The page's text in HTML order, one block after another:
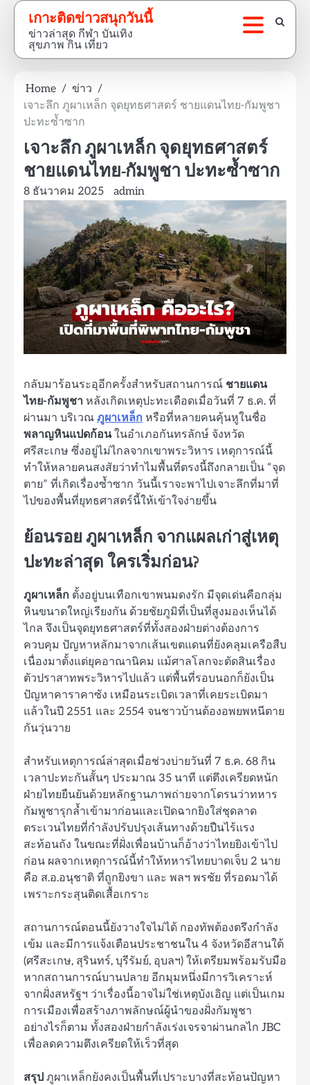
Skip
content
เกาะติดข่าวสนุกวันนี้
ข่าวล่าสุด กีฬา บันเทิง
สุขภาพ กิน เที่ยว
Home
ข่าว
เจาะลึก ภูผาเหล็ก จุดยุทธศาสตร์ ชายแดนไทย-กัมพูชา
ปะทะซ้ำซาก
เจาะลึก ภูผาเหล็ก จุดยุทธศาสตร์
ชายแดนไทย-กัมพูชา ปะทะซ้ำซาก
8 ธันวาคม 2025 admin
กลับมาร้อนระอุอีกครั้งสำหรับสถานการณ์ ชายแดน
ไทย-กัมพูชา หลังเกิดเหตุปะทะเดือดเมื่อวันที่ 7 ธ.ค. ที่
ผ่านมา บริเวณ ภูผาเหล็ก หรือที่หลายคนคุ้นหูในชื่อ
พลาญหินแปดก้อนในอำเภอกันทรลักษ์ จังหวัด
ศรีสะเกษ ซึ่งอยู่ไม่ไกลจากเขาพระวิหาร เหตุการณ์นี้
ทำให้หลายคนสงสัยว่าทำไมพื้นที่ตรงนี้ถึงกลายเป็น “จุด
ตาย” ที่เกิดเรื่องซ้ำซาก วันนี้เราจะพาไปเจาะลึกที่มาที่
ไปของพื้นที่ยุทธศาสตร์นี้ให้เข้าใจง่ายขึ้น
ย้อนรอย ภูผาเหล็ก จากแผลเก่าสู่เหตุ
ปะทะล่าสุด ใครเริ่มก่อน?
ภูผาเหล็ก ตั้งอยู่บนเทือกเขาพนมดงรัก มีจุดเด่นคือกลุ่ม
หินขนาดใหญ่เรียงกัน ด้วยชัยภูมิที่เป็นที่สูงมองเห็นได้
ไกล จึงเป็นจุดยุทธศาสตร์ที่ทั้งสองฝ่ายต่างต้องการ
ควบคุม ปัญหาหลักมาจากเส้นเขตแดนที่ยังคลุมเครือสืบ
เนื่องมาตั้งแต่ยุคอาณานิคม แม้ศาลโลกจะตัดสินเรื่อง
ตัวปราสาทพระวิหารไปแล้ว แต่พื้นที่รอบนอกก็ยังเป็น
ปัญหาคาราคาซัง เหมือนระเบิดเวลาที่เคยระเบิดมา
แล้วในปี 2551 และ 2554 จนชาวบ้านต้องอพยพหนีตาย
กันวุ่นวาย
สำหรับเหตุการณ์ล่าสุดเมื่อช่วงบ่ายวันที่ 7 ธ.ค. 68 กิน
เวลาปะทะกันสั้นๆ ประมาณ 35 นาที แต่ตึงเครียดหนัก
ฝ่ายไทยยืนยันด้วยหลักฐานภาพถ่ายจากโดรนว่าทหาร
กัมพูชารุกล้ำเข้ามาก่อนและเปิดฉากยิงใส่ชุดลาด
ตระเวนไทยที่กำลังปรับปรุงเส้นทางด้วยปืนไร้แรง
สะท้อนถัง ในขณะที่ฝั่งเพื่อนบ้านก็อ้างว่าไทยยิงเข้าไป
ก่อน ผลจากเหตุการณ์นี้ทำให้ทหารไทยบาดเจ็บ 2 นาย
คือ ส.อ.อนุชาติ ที่ถูกยิงขา และ พลฯ พรชัย ที่รอดมาได้
เพราะกระสุนติดเสื้อเกราะ
สถานการณ์ตอนนี้ยังวางใจไม่ได้ กองทัพต้องตรึงกำลัง
เข้ม และมีการแจ้งเตือนประชาชนใน 4 จังหวัดอีสานใต้
(ศรีสะเกษ, สุรินทร์, บุรีรัมย์, อุบลฯ) ให้เตรียมพร้อมรับมือ
หากสถานการณ์บานปลาย อีกมุมหนึ่งมีการวิเคราะห์
จากฝั่งสหรัฐฯ ว่าเรื่องนี้อาจไม่ใช่เหตุบังเอิญ แต่เป็นเกม
การเมืองเพื่อสร้างภาพลักษณ์ผู้นำของฝั่งกัมพูชา
อย่างไรก็ตาม ทั้งสองฝ่ายกำลังเร่งเจรจาผ่านกลไก JBC
เพื่อลดความตึงเครียดให้เร็วที่สุด
สรุป ภูผาเหล็กยังคงเป็นพื้นที่เปราะบางที่สะท้อนปัญหา